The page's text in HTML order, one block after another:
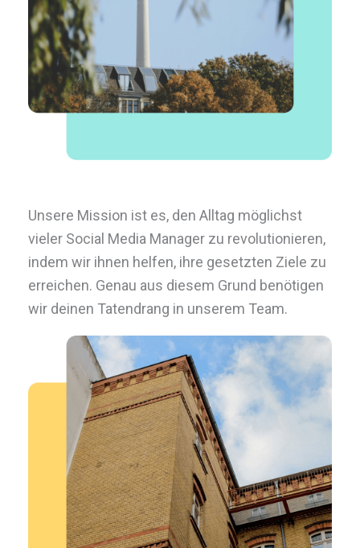
Unsere Mission ist es, den Alltag möglichst
vieler Social Media Manager zu revolutionieren,
indem wir ihnen helfen, ihre gesetzten Ziele zu
erreichen. Genau aus diesem Grund benötigen
wir deinen Tatendrang in unserem Team.